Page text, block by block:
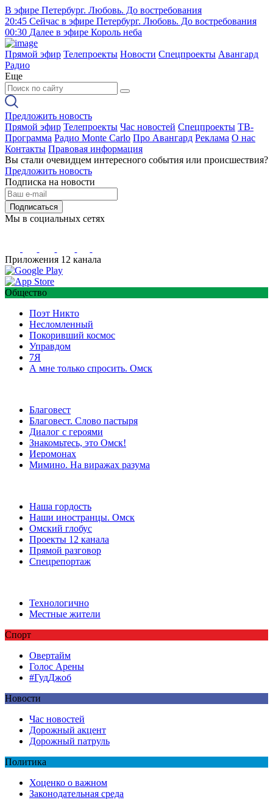
В эфире Петербург. Любовь. До востребования
20:45 Сейчас в эфире Петербург. Любовь. До востребования
00:30 Далее в эфире Король неба
Прямой эфир Телепроекты Новости Спецпроекты Авангард
Радио
Еще
Предложить новость
Прямой эфир Телепроекты Час новостей Спецпроекты ТВ-
Программа Радио Monte Carlo Про Авангард Реклама О нас
Контакты Правовая информация
Вы стали очевидцем интересного события или происшествия?
Предложить новость
Подписка на новости
Подписаться
Мы в социальных сетях
Приложения 12 канала
Общество
Поэт Никто
Несломленный
Покоривший космос
Управдом
7Я
А мне только спросить. Омск
Благовест
Благовест. Слово пастыря
Диалог с героями
Знакомьтесь, это Омск!
Иеромонах
Мимино. На виражах разума
Наша гордость
Наши иностранцы. Омск
Омский глобус
Проекты 12 канала
Прямой разговор
Спецрепортаж
Технологично
Местные жители
Спорт
Овертайм
Голос Арены
#ГудДжоб
Новости
Час новостей
Дорожный акцент
Дорожный патруль
Политика
Хоценко о важном
Законодательная среда